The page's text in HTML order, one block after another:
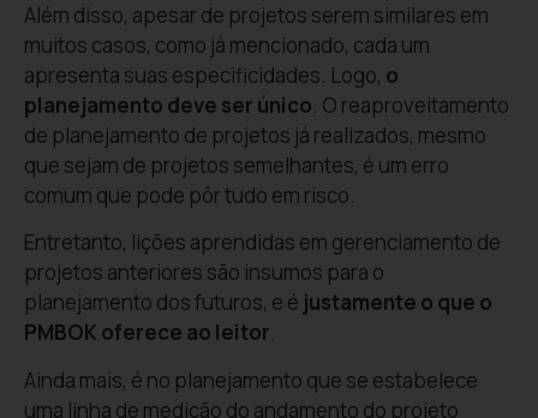
Além disso, apesar de projetos serem similares em
muitos casos, como já mencionado, cada um
apresenta suas especificidades. Logo, o
planejamento deve ser único. O reaproveitamento
de planejamento de projetos já realizados, mesmo
que sejam de projetos semelhantes, é um erro
comum que pode pôr tudo em risco.
Entretanto, lições aprendidas em gerenciamento de
projetos anteriores são insumos para o
planejamento dos futuros, e é justamente o que o
PMBOK oferece ao leitor.
Ainda mais, é no planejamento que se estabelece
uma linha de medição do andamento do projeto